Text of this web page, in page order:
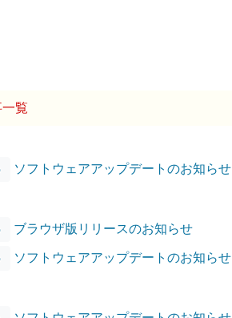
覧
ソフトウェアアップデートのお知らせ
ブラウザ版リリースのお知らせ
ソフトウェアアップデートのお知らせ